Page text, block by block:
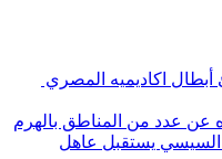
اكاديميه المصري
عن عدد من المناطق بالهرم
السيسي يستقبل عاهل